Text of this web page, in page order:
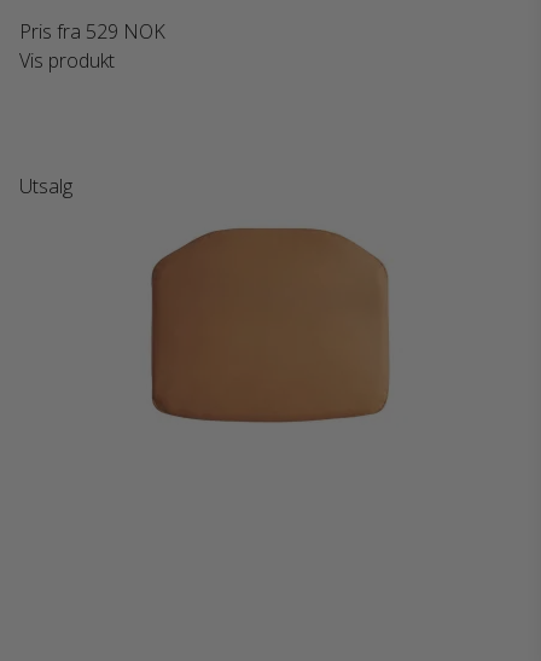
Pris fra 529 NOK
Vis produkt
Utsalg